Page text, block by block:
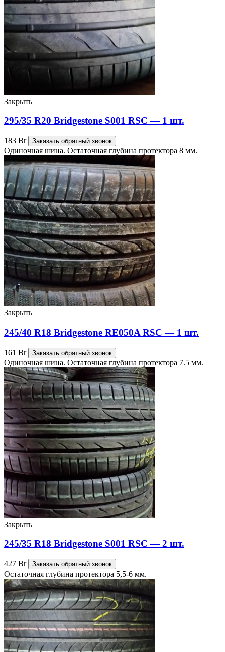
Закрыть
295/35 R20 Bridgestone S001 RSC — 1 шт.
183 Br Заказать обратный звонок
Одиночная шина. Остаточная глубина протектора 8 мм.
Закрыть
245/40 R18 Bridgestone RE050A RSC — 1 шт.
161 Br Заказать обратный звонок
Одиночная шина. Остаточная глубина протектора 7.5 мм.
Закрыть
245/35 R18 Bridgestone S001 RSC — 2 шт.
427 Br Заказать обратный звонок
Остаточная глубина протектора 5,5-6 мм.